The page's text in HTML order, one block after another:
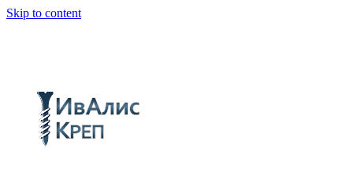
Skip to content